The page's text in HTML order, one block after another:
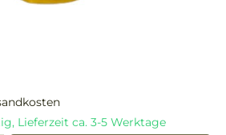
Lieferzeit ca. 3-5 Werktage